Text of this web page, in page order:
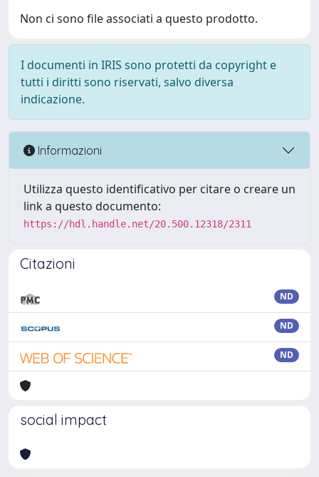
Non ci sono file associati a questo prodotto.
I documenti in IRIS sono protetti da copyright e
tutti i diritti sono riservati, salvo diversa
indicazione.
Informazioni
Utilizza questo identificativo per citare o creare un
link a questo documento:
https://hdl.handle.net/20.500.12318/2311
Citazioni
ND
ND
ND
social impact